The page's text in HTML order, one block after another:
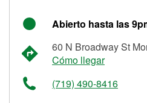
Abierto hasta las
60 N Broadway St
Cómo llegar
(719) 490-8416